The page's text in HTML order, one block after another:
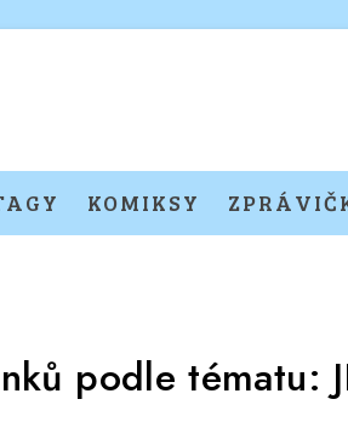
KOMIKSY
podle tématu: